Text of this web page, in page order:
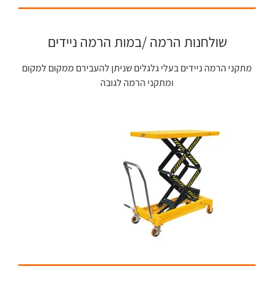
שולחנות הרמה /במות הרמה ניידים
מתקני הרמה ניידים בעלי גלגלים שניתן להעבירם ממקום למקום
ומתקני הרמה לגובה